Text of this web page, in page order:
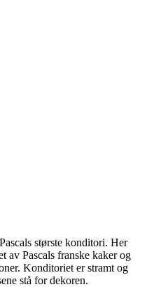
største konditori. Her
av Pascals franske kaker og
Konditoriet er stramt og
stå for dekoren.